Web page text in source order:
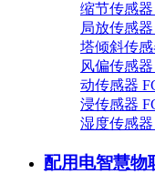
缩节传感器
局放传感器
塔倾斜传感
风偏传感器
动传感器
浸传感器
湿度传感器
配用电智慧物